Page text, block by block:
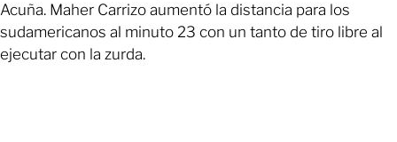
Acuña. Maher Carrizo aumentó la distancia para los
sudamericanos al minuto 23 con un tanto de tiro libre al
ejecutar con la zurda.